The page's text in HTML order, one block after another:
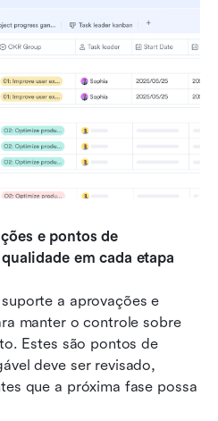
e pontos de
em cada etapa
a aprovações e
manter o controle sobre
Estes são pontos de
deve ser revisado,
que a próxima fase possa